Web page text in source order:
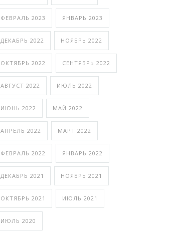
ФЕВРАЛЬ 2023 ЯНВАРЬ 2023
ДЕКАБРЬ 2022 НОЯБРЬ 2022
ОКТЯБРЬ 2022 СЕНТЯБРЬ 2022
АВГУСТ 2022 ИЮЛЬ 2022
ИЮНЬ 2022 МАЙ 2022
АПРЕЛЬ 2022 МАРТ 2022
ФЕВРАЛЬ 2022 ЯНВАРЬ 2022
ДЕКАБРЬ 2021 НОЯБРЬ 2021
ОКТЯБРЬ 2021 ИЮЛЬ 2021
ИЮЛЬ 2020